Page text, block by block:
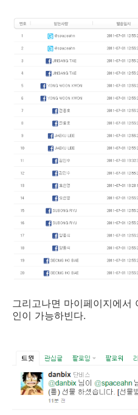
그리고나면 마이페이지에서
인이 가능하빈다.